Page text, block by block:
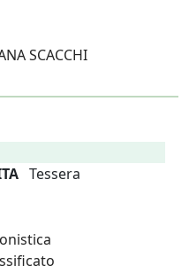
SCACCHI
Tessera